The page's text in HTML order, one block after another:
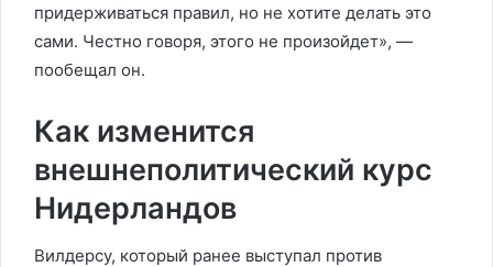
придерживаться правил, но не хотите делать это
сами. Честно говоря, этого не произойдет», —
пообещал он.
Как изменится
внешнеполитический курс
Нидерландов
Вилдерсу, который ранее выступал против